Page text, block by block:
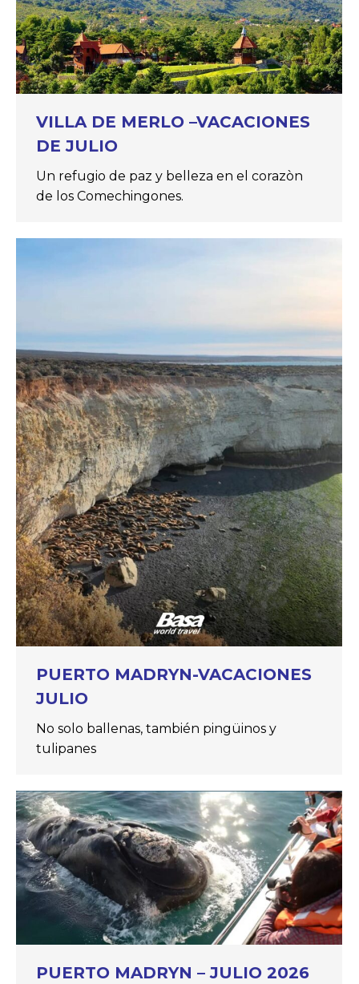
VILLA DE MERLO –VACACIONES
DE JULIO
Un refugio de paz y belleza en el corazòn
de los Comechingones.
PUERTO MADRYN-VACACIONES
JULIO
No solo ballenas, también pingüinos y
tulipanes
PUERTO MADRYN – JULIO 2026